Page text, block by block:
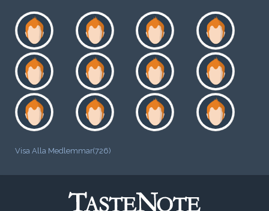
Visa Alla Medlemmar(726)